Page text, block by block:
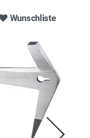
Wunschliste